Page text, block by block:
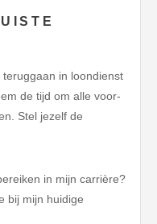
teruggaan in loondienst
de tijd om alle voor-
Stel jezelf de
in mijn carrière?
bij mijn huidige